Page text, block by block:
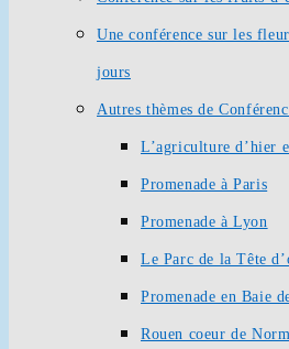
Une conférence sur les
jours
Autres thèmes de
L’agriculture d’hier
Promenade à Paris
Promenade à Lyon
Le Parc de la Tête
Promenade en Baie
Rouen coeur de